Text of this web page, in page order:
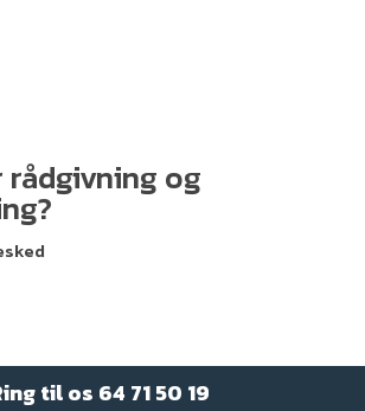
og
til os 64 71 50 19